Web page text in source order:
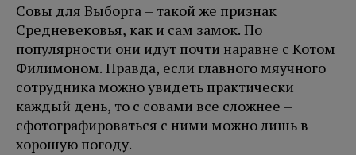
Совы для Выборга – такой же признак
Средневековья, как и сам замок. По
популярности они идут почти наравне с Котом
Филимоном. Правда, если главного мяучного
сотрудника можно увидеть практически
каждый день, то с совами все сложнее –
сфотографироваться с ними можно лишь в
хорошую погоду.